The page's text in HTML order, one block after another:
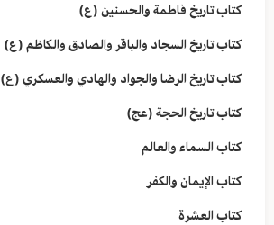
كتاب تاريخ فاطمة والحسنين (ع)
كتاب تاريخ السجاد والباقر والصادق والكاظم (ع)
كتاب تاريخ الرضا والجواد والهادي والعسكري (ع)
كتاب تاريخ الحجة (عج)
كتاب السماء والعالم
كتاب الإيمان والكفر
كتاب العشرة